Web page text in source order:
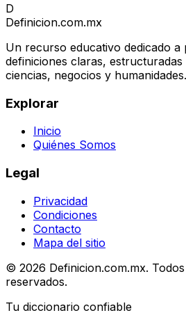
D
Definicion.com.mx
Un recurso educativo dedicado
definiciones claras,
ciencias, negocios y humanidades.
Explorar
Inicio
Quiénes Somos
Legal
Privacidad
Condiciones
Contacto
Mapa del sitio
© 2026 Definicion.com.mx.
reservados.
Tu diccionario confiable